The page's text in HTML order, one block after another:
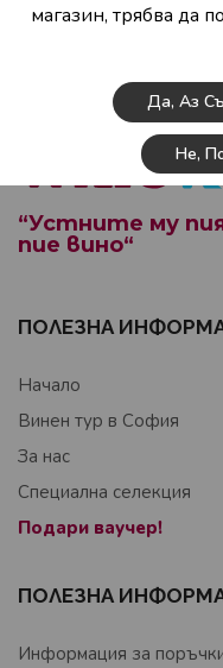
магазин, трябва да
Да, Аз
Не,
“Устните му
пие вино“
ПОЛЕЗНА
Начало
Винен тур в София
За нас
Специална селекция
Подари ваучер!
ПОЛЕЗНА
Информация за